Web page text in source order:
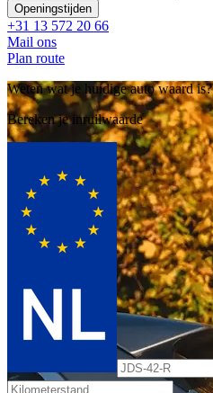
Openingstijden
+31 13 572 20 66
Mail ons
Plan route
Weten wat je huidige auto waard is?
Bereken je inruilwaarde